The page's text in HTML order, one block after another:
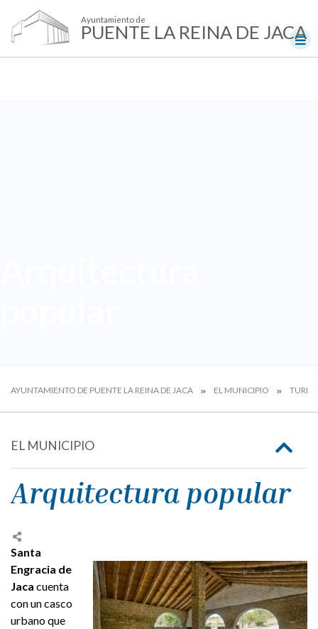
Ayuntamiento de
PUENTE LA REINA DE JACA
AYUNTAMIENTO DE PUENTE LA REINA DE JACA EL MUNICIPIO
EL MUNICIPIO
Arquitectura popular
Santa
Engracia de
Jaca cuenta
con un casco
urbano que